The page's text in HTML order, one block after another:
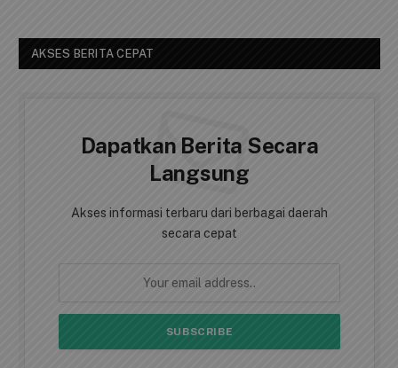
AKSES BERITA CEPAT
Dapatkan Berita Secara
Langsung
Akses informasi terbaru dari berbagai daerah
secara cepat